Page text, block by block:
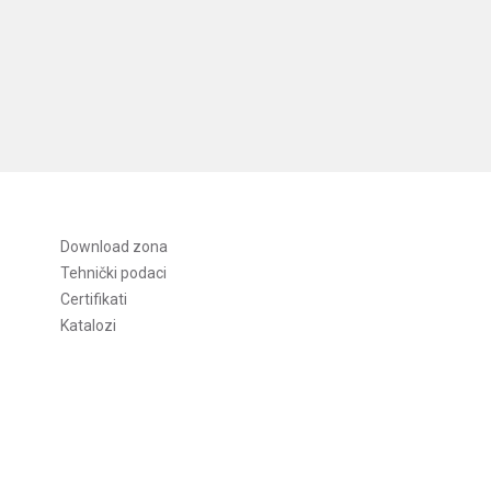
Download zona
Tehnički podaci
Certifikati
Katalozi